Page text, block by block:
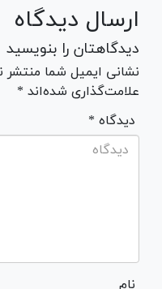
ارسال دیدگاه
دیدگاهتان را بنویسید
نشانی ایمیل شما
علامت‌گذاری شده‌اند *
* دیدگاه
نام